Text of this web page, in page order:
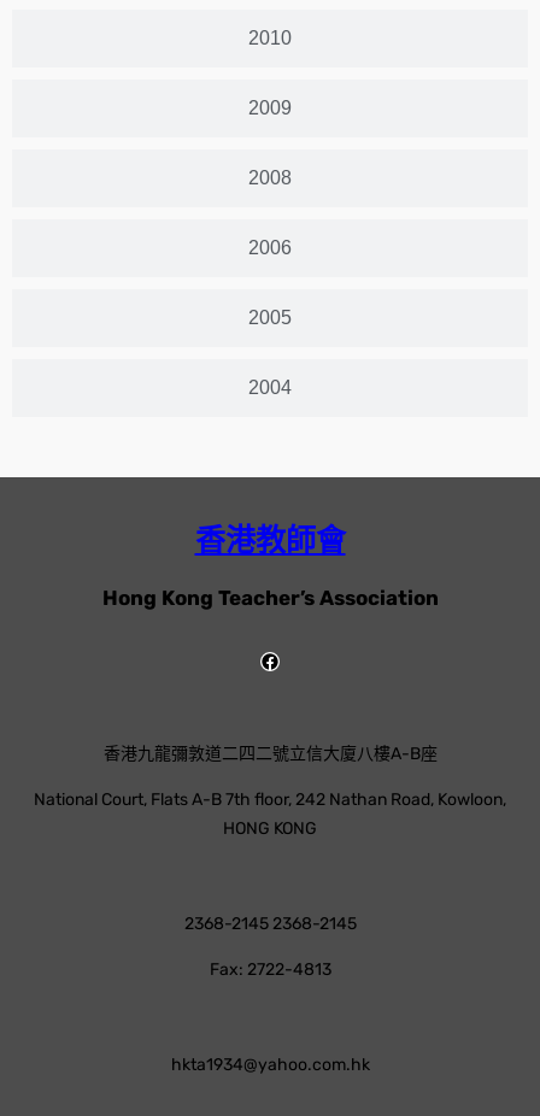
2010
2009
2008
2006
2005
2004
香港教師會
Hong Kong Teacher’s Association
香港九龍彌敦道二四二號立信大廈八樓A-B座
National Court, Flats A-B 7th floor, 242 Nathan Road, Kowloon,
HONG KONG
2368-2145 2368-2145
Fax: 2722-4813
hkta1934@yahoo.com.hk